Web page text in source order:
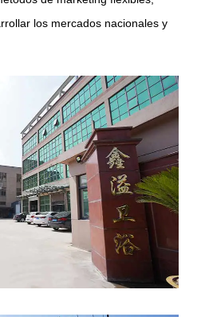
los mercados nacionales y